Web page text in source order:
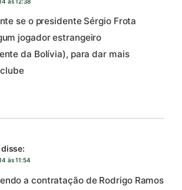
se o presidente Sérgio Frota
jogador estrangeiro
da Bolívia), para dar mais
disse:
às 11:54
a contratação de Rodrigo Ramos